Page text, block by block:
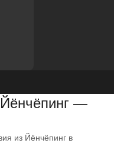
—
из Йёнчёпинг в